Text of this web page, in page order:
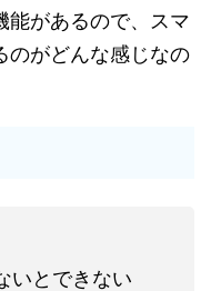
能があるので、スマ
のがどんな感じなの
いとできない